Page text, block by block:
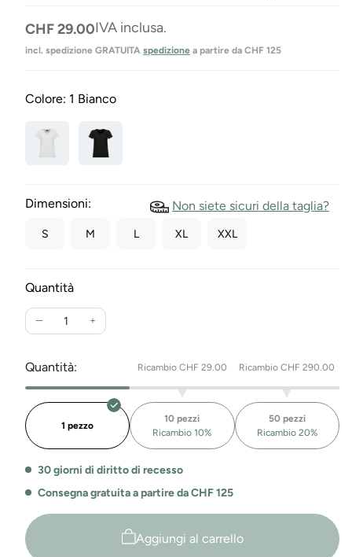
Prezzo
normale
CHF 29.00IVA inclusa.
incl. spedizione GRATUITA spedizione a partire da CHF 125
Colore: 1 Bianco
Dimensioni: Non siete sicuri della taglia?
S M L XL XXL
Quantità
Ridurre
quantità
per
Maglietta
stretch
collo
a
Giorgia
Aumenta
quantità
la
Shirt
Stretch
a
V
Quantità: Ricambio CHF 29.00 Ricambio CHF 290.00
1 pezzo
10 pezzi
Ricambio 10%
50 pezzi
Ricambio 20%
30 giorni di diritto di recesso
Consegna gratuita a partire da CHF 125
Aggiungi al carrello